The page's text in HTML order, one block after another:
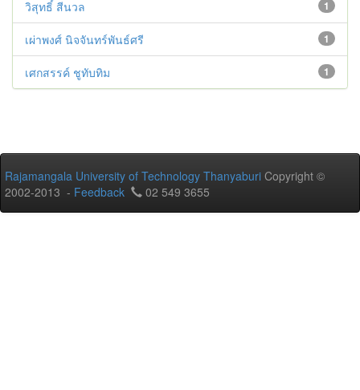
1
วิสุทธิ์ สีนวล
1
เผ่าพงศ์ นิจจันทร์พันธ์ศรี
1
เศกสรรค์ ชูทับทิม
Rajamangala University of Technology Thanyaburi Copyright ©
2002-2013 - Feedback 02 549 3655